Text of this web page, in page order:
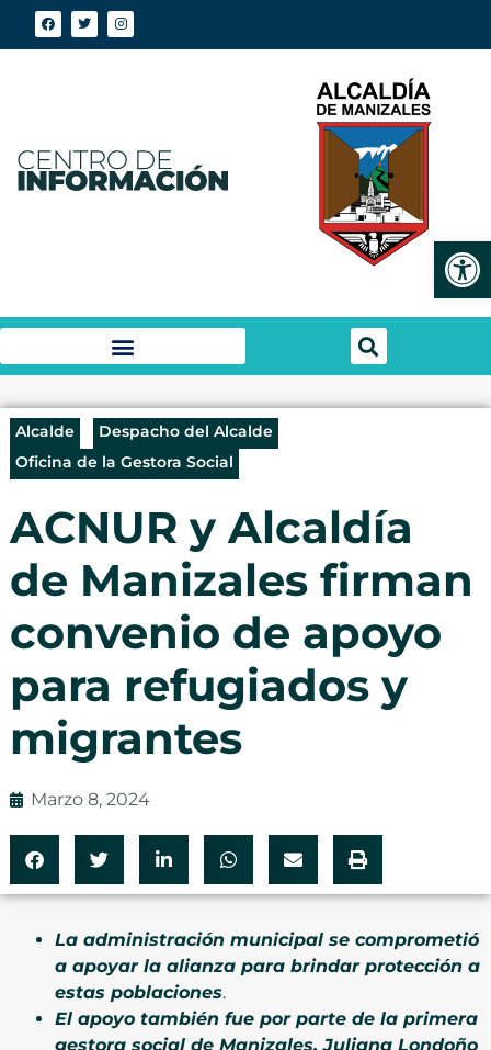
Alcalde
Despacho del Alcalde
Oficina de la Gestora Social
ACNUR y Alcaldía
de Manizales firman
convenio de apoyo
para refugiados y
migrantes
Marzo 8, 2024
La administración municipal se comprometió
a apoyar la alianza para brindar protección a
estas poblaciones.
El apoyo también fue por parte de la primera
gestora social de Manizales, Juliana Londoño